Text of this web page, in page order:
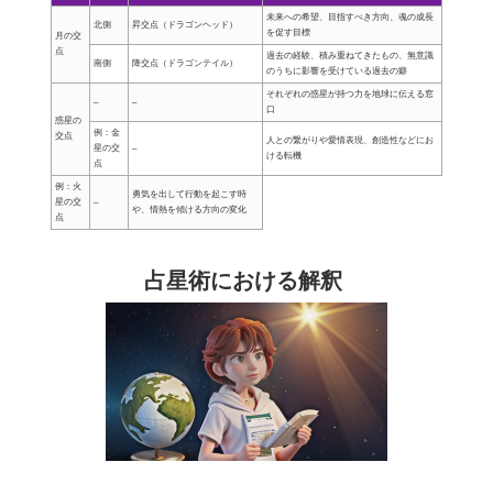
月の交
点
北側 昇交点（ドラゴンヘッド）
未来への希望、目指すべき方向、魂の成長
を促す目標
南側 降交点（ドラゴンテイル）
過去の経験、積み重ねてきたもの、無意識
のうちに影響を受けている過去の癖
惑星の
交点
– –
それぞれの惑星が持つ力を地球に伝える窓
口
例：金
星の交
点
–
人との繋がりや愛情表現、創造性などにお
ける転機
例：火
星の交
点
–
勇気を出して行動を起こす時
や、情熱を傾ける方向の変化
占星術における解釈